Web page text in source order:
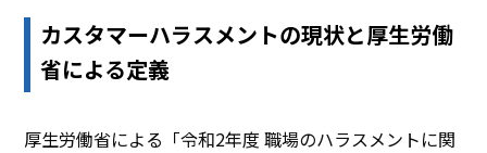
カスタマーハラスメントの現状と厚生労働
省による定義
厚生労働省による「令和2年度 職場のハラスメントに関